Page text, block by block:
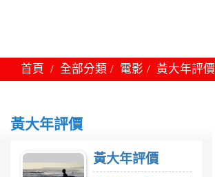
首頁 全部分類 電影 黃大年評價
黃大年評價
黃大年評價